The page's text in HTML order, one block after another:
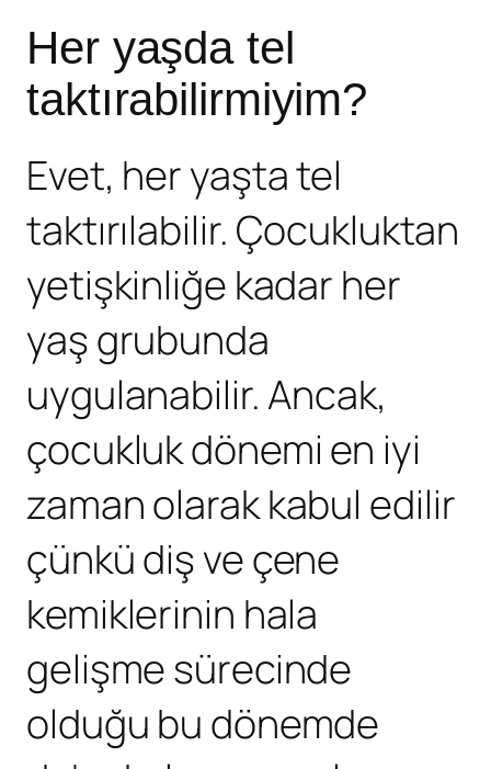
Her yaşda tel
taktırabilirmiyim?
Evet, her yaşta tel
taktırılabilir. Çocukluktan
yetişkinliğe kadar her
yaş grubunda
uygulanabilir. Ancak,
çocukluk dönemi en iyi
zaman olarak kabul edilir
çünkü diş ve çene
kemiklerinin hala
gelişme sürecinde
olduğu bu dönemde